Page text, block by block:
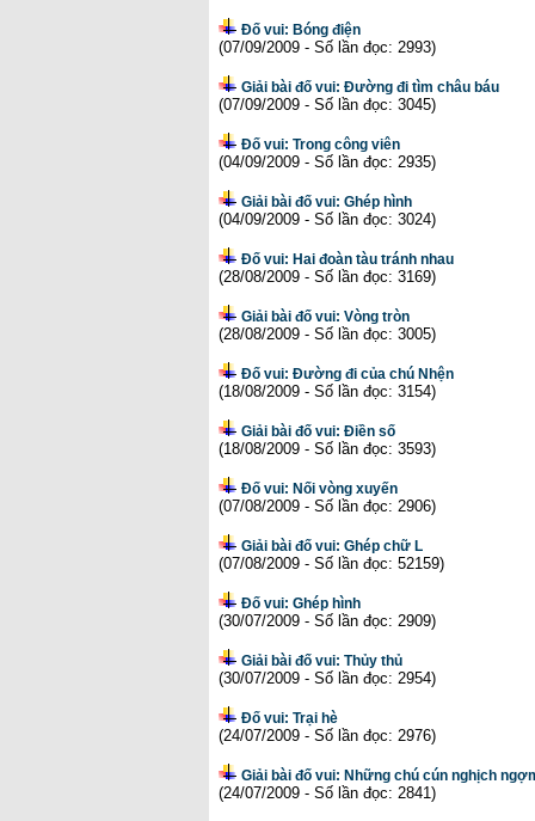
Đố vui: Bóng điện
(07/09/2009 - Số lần đọc: 2993)
Giải bài đố vui: Đường đi tìm châu báu
(07/09/2009 - Số lần đọc: 3045)
Đố vui: Trong công viên
(04/09/2009 - Số lần đọc: 2935)
Giải bài đố vui: Ghép hình
(04/09/2009 - Số lần đọc: 3024)
Đố vui: Hai đoàn tàu tránh nhau
(28/08/2009 - Số lần đọc: 3169)
Giải bài đố vui: Vòng tròn
(28/08/2009 - Số lần đọc: 3005)
Đố vui: Đường đi của chú Nhện
(18/08/2009 - Số lần đọc: 3154)
Giải bài đố vui: Điền số
(18/08/2009 - Số lần đọc: 3593)
Đố vui: Nối vòng xuyến
(07/08/2009 - Số lần đọc: 2906)
Giải bài đố vui: Ghép chữ L
(07/08/2009 - Số lần đọc: 52159)
Đố vui: Ghép hình
(30/07/2009 - Số lần đọc: 2909)
Giải bài đố vui: Thủy thủ
(30/07/2009 - Số lần đọc: 2954)
Đố vui: Trại hè
(24/07/2009 - Số lần đọc: 2976)
Giải bài đố vui: Những chú cún nghịch
(24/07/2009 - Số lần đọc: 2841)